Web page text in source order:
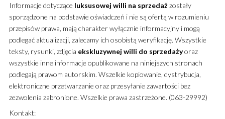
Informacje dotyczące luksusowej willi na sprzedażzostały
sporządzone na podstawie oświadczeń i nie są ofertą w rozumieniu
przepisów prawa, mają charakter wyłącznie informacyjny i mogą
podlegać aktualizacji, zalecamy ich osobistą weryfikację. Wszystkie
teksty, rysunki, zdjęcia ekskluzywnej willi do sprzedażyoraz
wszystkie inne informacje opublikowane na niniejszych stronach
podlegają prawom autorskim. Wszelkie kopiowanie, dystrybucja,
elektroniczne przetwarzanie oraz przesyłanie zawartości bez
zezwolenia zabronione. Wszelkie prawa zastrzeżone. (063-29992)
Kontakt: